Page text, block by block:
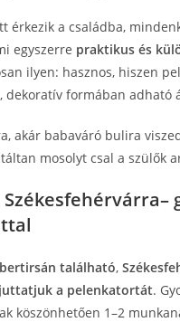
érkezik a családba,
egyszerre praktikus és
ilyen: hasznos, hiszen
dekoratív formában adható
akár babaváró bulira
mosolyt csal a szülők
található,
a pelenkatortát.
köszönhetően 1–2